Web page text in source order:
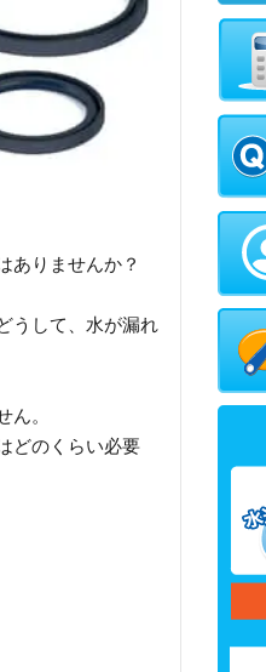
ありませんか？
うして、水が漏れ
。
どのくらい必要